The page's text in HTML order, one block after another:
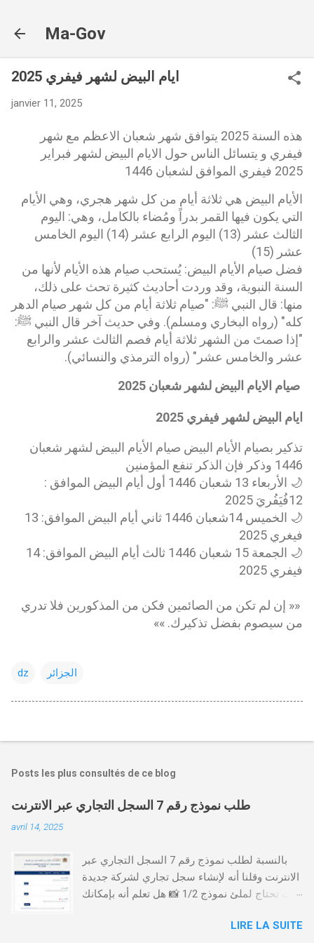
Ma-Gov
ايام البيض لشهر فيفري 2025
janvier 11, 2025
هذه السنة 2025 يتوافق شهر شعبان الاعظم مع شهر
فيفري و يتسائل الناس حول الايام البيض لشهر فبراير
2025 فيفري الموافق لشعبان 1446
الأيام البيض هي ثلاثة أيام من كل شهر هجري، وهي الأيام
التي يكون فيها القمر بدراً ومُضاء بالكامل، وهي: اليوم
الثالث عشر (13) اليوم الرابع عشر (14) اليوم الخامس
عشر (15)
فضل صيام الأيام البيض: يُستحب صيام هذه الأيام لأنها من
السنة النبوية، وقد وردت أحاديث كثيرة تحث على ذلك،
منها: قال النبي ﷺ: "صيام ثلاثة أيام من كل شهر صيام الدهر
كله" (رواه البخاري ومسلم). وفي حديث آخر قال النبي ﷺ:
"إذا صمتَ من الشهر ثلاثة أيام فصم الثالث عشر والرابع
عشر والخامس عشر" (رواه الترمذي والنسائي).
صيام الايام البيض لشهر شعبان 2025
ايام البيض لشهر فيفري 2025
تذكير بصيام الأيام البيض صيام الأيام البيض لشهر شعبان
1446 وذكر فإن الذكر تنفع المؤمنين
🌙 الأربعاء 13 شعبان 1446 أول أيام البيض الموافق :
12فُيَفُريَ 2025
🌙 الخميس 14شعبان 1446 ثاني أيام البيض الموافق: 13
فيغري 2025
🌙 الجمعة 15 شعبان 1446 ثالث أيام البيض الموافق: 14
فيفري 2025
«« إن لم تكن من الصائمين فكن من المذكورين فلا تدري
من سيصوم بفضل تذكيرك. »»
dz الجزائر
Posts les plus consultés de ce blog
طلب نموذج رقم 7 السجل التجاري عبر الانترنت
avril 14, 2025
بالنسبة لطلب نموذج رقم 7 السجل التجاري عبر
الانترنت وقلنا أنه لإنشاء سجل تجاري لشركة جديدة
أنت تحتاج لملئ نموذج 1/2 📸 هل تعلم أنه بإمكانك
من خلال الموقع التابع لوزارة العدل، بدون الحاجة
LIRE LA SUITE